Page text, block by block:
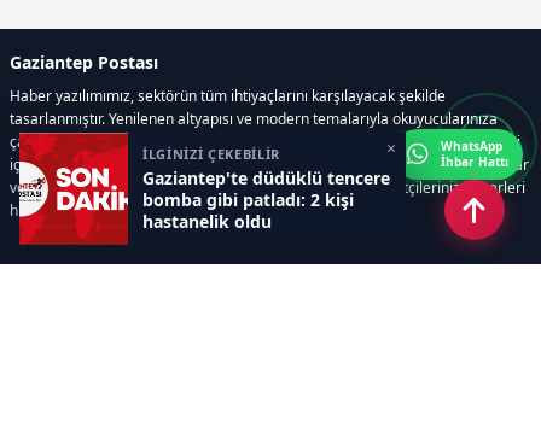
İLGİNİZİ ÇEKEBİLİR
Gaziantep'te düdüklü tencere
bomba gibi patladı: 2 kişi
hastanelik oldu
×
Gaziantep Postası
Haber yazılımımız, sektörün tüm ihtiyaçlarını karşılayacak şekilde
tasarlanmıştır. Yenilenen altyapısı ve modern temalarıyla okuyucularınıza
çağdaş bir deneyim sunar. Sistemimiz, haber sitesinde gerekli tüm modülleri
içerir. Siz içerik üretmeye odaklanırken, yazılımımız zamandan tasarruf sağlar
ve süreçlerinizi kolaylaştırır. Etkili arayüzü sayesinde ziyaretçileriniz haberleri
hızlı ve keyifle takip edebilir.
WhatsApp
İhbar Hattı